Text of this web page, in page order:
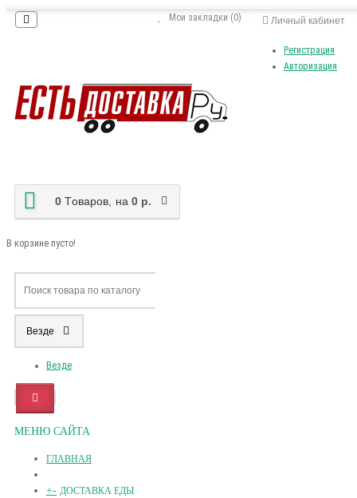
Личный кабинет
Регистрация
Авторизация
Мои закладки (0)
0 Tоваров, на 0 р.
В корзине пусто!
Везде
Везде
МЕНЮ САЙТА
ГЛАВНАЯ
+- ДОСТАВКА ЕДЫ